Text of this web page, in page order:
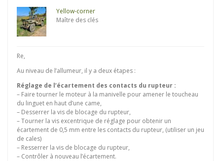
Yellow-corner
Maître des clés
Re,
Au niveau de l’allumeur, il y a deux étapes :
Réglage de l’écartement des contacts du rupteur :
– Faire tourner le moteur à la manivelle pour amener le toucheau
du linguet en haut d’une came,
– Desserrer la vis de blocage du rupteur,
– Tourner la vis excentrique de réglage pour obtenir un
écartement de 0,5 mm entre les contacts du rupteur, (utiliser un jeu
de cales)
– Resserrer la vis de blocage du rupteur,
– Contrôler à nouveau l’écartement.